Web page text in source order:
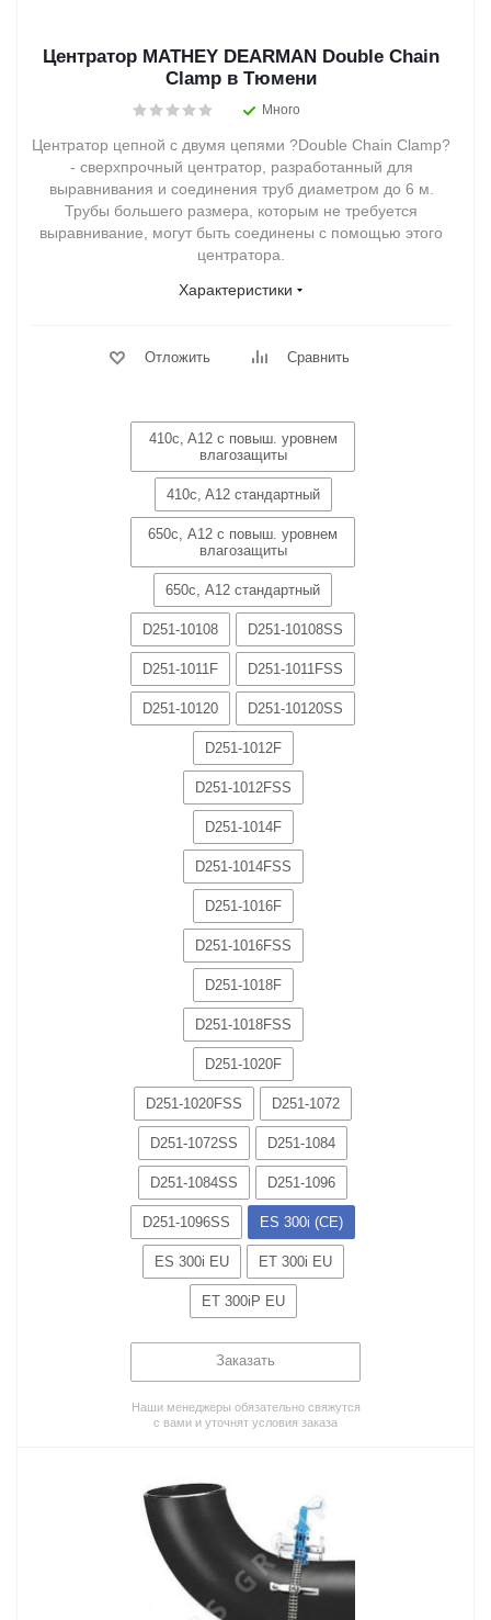
Центратор MATHEY DEARMAN Double Chain
Clamp в Тюмени
Много
Центратор цепной с двумя цепями ?Double Chain Clamp?
- сверхпрочный центратор, разработанный для
выравнивания и соединения труб диаметром до 6 м.
Трубы большего размера, которым не требуется
выравнивание, могут быть соединены с помощью этого
центратора.
Характеристики
Отложить Сравнить
410c, A12 c повыш. уровнем
влагозащиты
410c, A12 стандартный
650с, А12 c повыш. уровнем
влагозащиты
650с, А12 стандартный
D251-10108 D251-10108SS
D251-1011F D251-1011FSS
D251-10120 D251-10120SS
D251-1012F
D251-1012FSS
D251-1014F
D251-1014FSS
D251-1016F
D251-1016FSS
D251-1018F
D251-1018FSS
D251-1020F
D251-1020FSS D251-1072
D251-1072SS D251-1084
D251-1084SS D251-1096
D251-1096SS ES 300i (CE)
ES 300i EU ET 300i EU
ET 300iP EU
Заказать
Наши менеджеры обязательно свяжутся
с вами и уточнят условия заказа